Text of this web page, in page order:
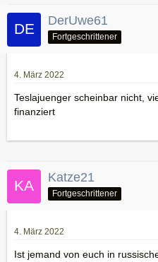
DerUwe61
Fortgeschrittener
4. März 2022
Teslajuenger scheinbar nicht,
finanziert
Katze21
Fortgeschrittener
4. März 2022
Ist jemand von euch in